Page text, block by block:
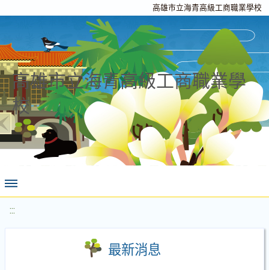
高雄市立海青高級工商職業學校
高雄市立海青高級工商職業學
校
:::
最新消息